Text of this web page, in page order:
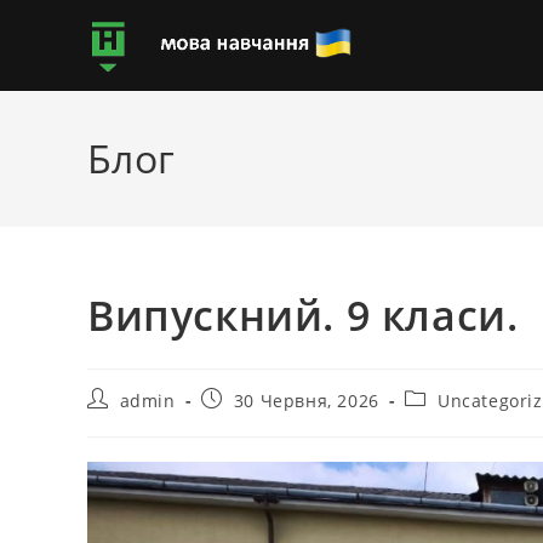
Блог
Випускний. 9 класи.
admin 30 Червня, 2026